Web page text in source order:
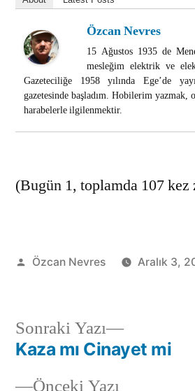
Özcan Nevres
15 Ağustos 1935 de
mesleğim elektrik ve
Gazeteciliğe 1958 yılında Ege’de
gazetesinde başladım. Hobilerim yazmak,
harabelerle ilgilenmektir.
(Bugün 1, toplamda 107
Gönderen:
Özcan Nevres Aralık 3,
Yazı
Önceki YazıÖnceki
Sonraki Yazı
Sonraki
yazı:
Kaza mı Cinayet mi